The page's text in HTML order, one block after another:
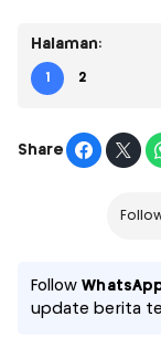
Halaman:
1 2
Share
Follow
update berita